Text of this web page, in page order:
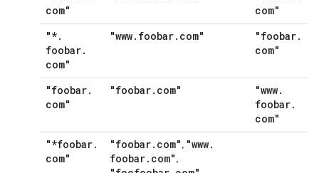
com"
com"
"*.
foobar.
com"
"www. foobar. com" "foobar.
com"
"foobar.
com"
"foobar. com" "www.
foobar.
com"
"*foobar.
com"
"foobar. com", "www.
foobar. com",